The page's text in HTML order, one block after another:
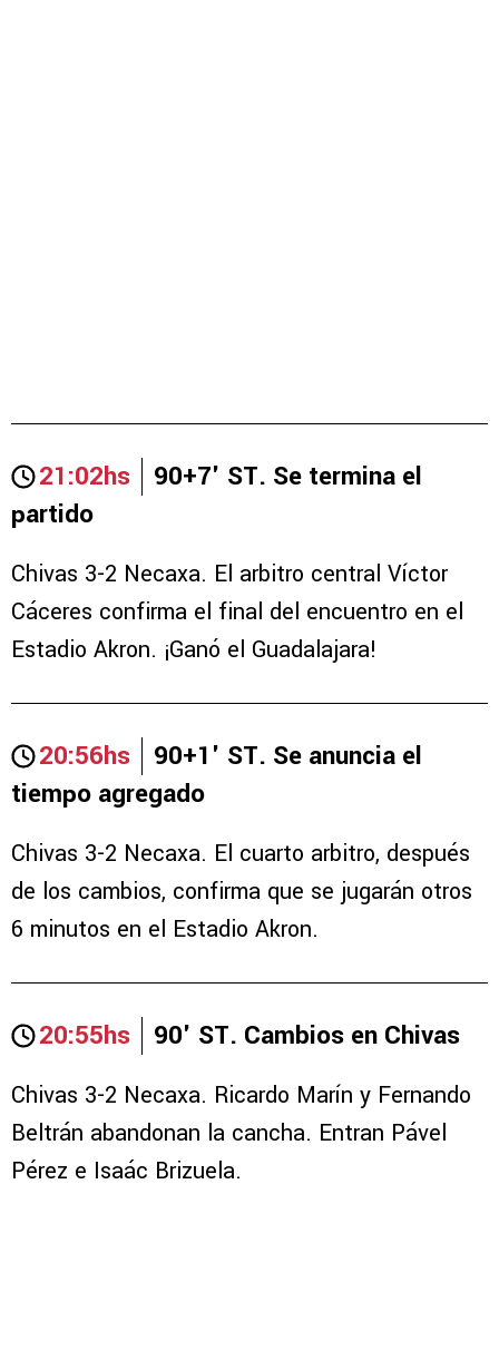
21:02hs
90+7' ST. Se termina el
partido
Chivas 3-2 Necaxa. El arbitro central Víctor
Cáceres confirma el final del encuentro en el
Estadio Akron. ¡Ganó el Guadalajara!
20:56hs
90+1' ST. Se anuncia el
tiempo agregado
Chivas 3-2 Necaxa. El cuarto arbitro, después
de los cambios, confirma que se jugarán otros
6 minutos en el Estadio Akron.
20:55hs 90' ST. Cambios en Chivas
Chivas 3-2 Necaxa. Ricardo Marín y Fernando
Beltrán abandonan la cancha. Entran Pável
Pérez e Isaác Brizuela.